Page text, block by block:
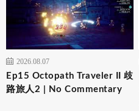
2026.08.07
Ep15 Octopath Traveler II 歧
路旅人2 | No Commentary